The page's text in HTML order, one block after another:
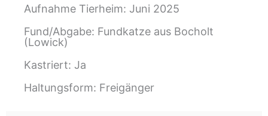
Aufnahme Tierheim: Juni 2025
Fund/Abgabe: Fundkatze aus Bocholt
(Lowick)
Kastriert: Ja
Haltungsform: Freigänger